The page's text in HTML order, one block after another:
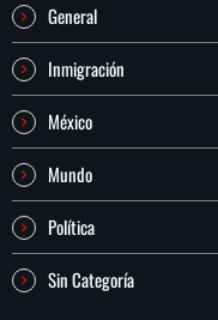
General
Inmigración
México
Mundo
Política
Sin Categoría